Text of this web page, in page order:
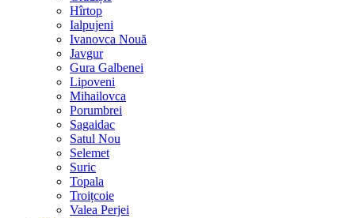
Hîrtop
Ialpujeni
Ivanovca Nouă
Javgur
Gura Galbenei
Lipoveni
Mihailovca
Porumbrei
Sagaidac
Satul Nou
Selemet
Suric
Topala
Troițcoie
Valea Perjei